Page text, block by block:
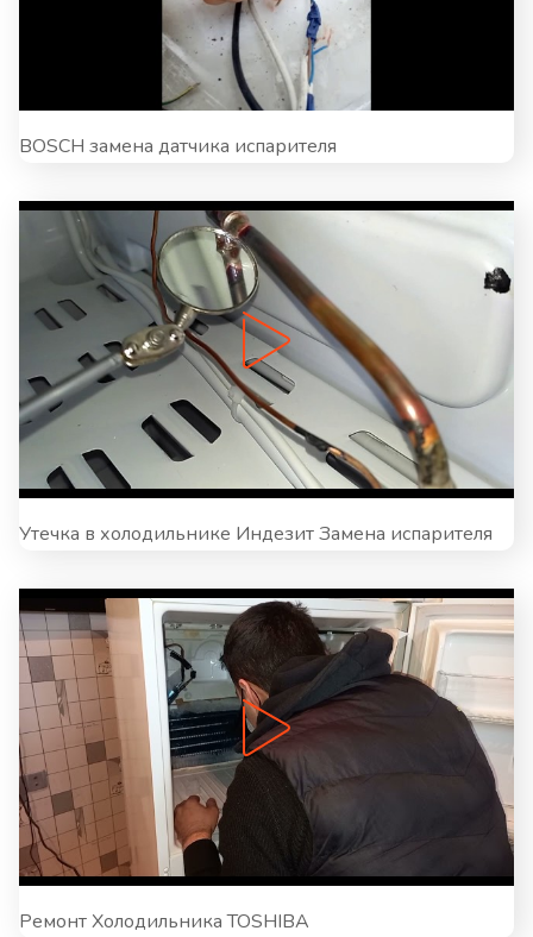
BOSCH замена датчика испарителя
Утечка в холодильнике Индезит Замена испарителя
Ремонт Холодильника TOSHIBA